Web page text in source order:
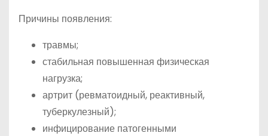
Причины появления:
травмы;
стабильная повышенная физическая
нагрузка;
артрит (ревматоидный, реактивный,
туберкулезный);
инфицирование патогенными